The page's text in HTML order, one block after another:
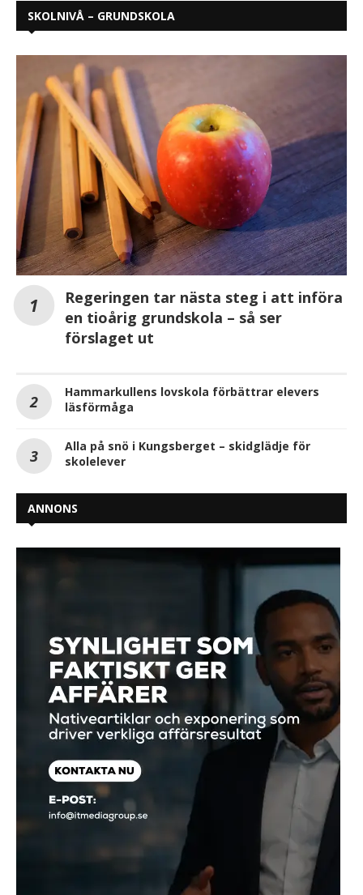
SKOLNIVÅ – GRUNDSKOLA
Regeringen tar nästa steg i att införa
en tioårig grundskola – så ser
förslaget ut
Hammarkullens lovskola förbättrar elevers
läsförmåga
Alla på snö i Kungsberget – skidglädje för
skolelever
ANNONS